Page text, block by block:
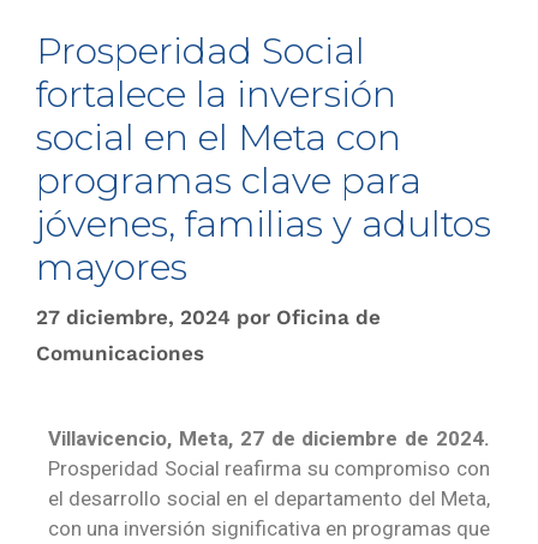
Prosperidad Social
fortalece la inversión
social en el Meta con
programas clave para
jóvenes, familias y adultos
mayores
27 diciembre, 2024 por Oficina de
Comunicaciones
Villavicencio, Meta, 27 de diciembre de 2024.
Prosperidad Social reafirma su compromiso con
el desarrollo social en el departamento del Meta,
con una inversión significativa en programas que